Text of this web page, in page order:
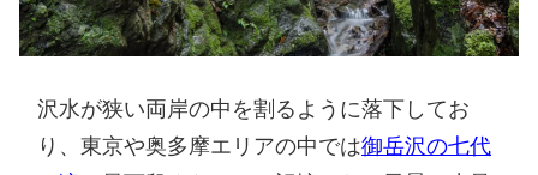
沢水が狭い両岸の中を割るように落下してお
り、東京や奥多摩エリアの中では御岳沢の七代